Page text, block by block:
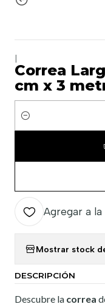
Correa
cm x 3
Cantidad
Agregar a
Mostrar stock
DESCRIPCIÓN
Descubre la correa